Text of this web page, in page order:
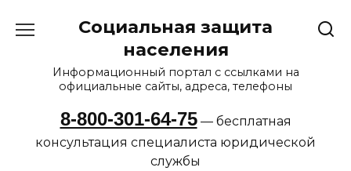
Социальная защита
населения
Информационный портал с ссылками на
официальные сайты, адреса, телефоны
8-800-301-64-75— бесплатная
консультация специалиста юридической
службы